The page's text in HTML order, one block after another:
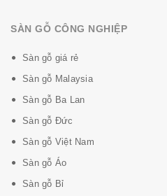
SÀN GỖ CÔNG NGHIỆP
Sàn gỗ giá rẻ
Sàn gỗ Malaysia
Sàn gỗ Ba Lan
Sàn gỗ Đức
Sàn gỗ Việt Nam
Sàn gỗ Áo
Sàn gỗ Bỉ